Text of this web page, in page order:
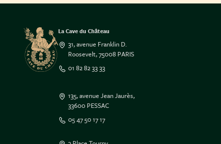
La Cave du Château
31, avenue Franklin D.
Roosevelt, 75008 PARIS
01 82 82 33 33
135, avenue Jean Jaurès,
33600 PESSAC
05 47 50 17 17